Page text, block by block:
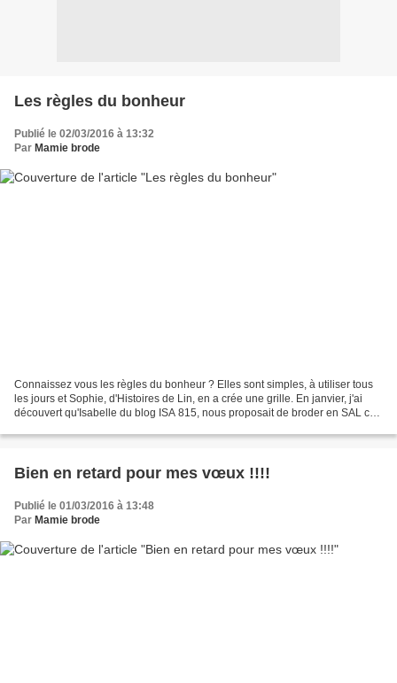
Les règles du bonheur
Publié le 02/03/2016 à 13:32
Par Mamie brode
Connaissez vous les règles du bonheur ? Elles sont simples, à utiliser tous
les jours et Sophie, d'Histoires de Lin, en a crée une grille. En janvier, j'ai
découvert qu'Isabelle du blog ISA 815, nous proposait de broder en SAL ce
Bien en retard pour mes vœux !!!!
Publié le 01/03/2016 à 13:48
Par Mamie brode